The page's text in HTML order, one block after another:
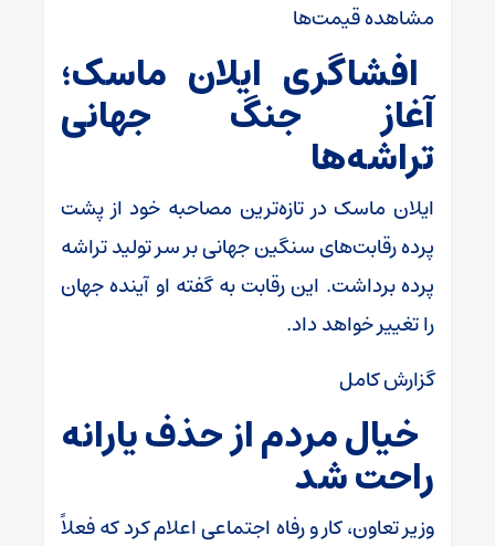
مشاهده قیمت‌ها
افشاگری ایلان ماسک؛
آغاز جنگ جهانی
تراشه‌ها
ایلان ماسک در تازه‌ترین مصاحبه خود از پشت
پرده رقابت‌های سنگین جهانی بر سر تولید تراشه
پرده برداشت. این رقابت به گفته او آینده جهان
را تغییر خواهد داد.
گزارش کامل
خیال مردم از حذف یارانه
راحت شد
وزیر تعاون، کار و رفاه اجتماعی اعلام کرد که فعلاً